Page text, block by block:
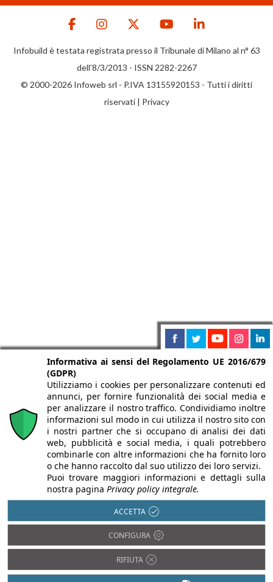
Infobuild è testata registrata presso il Tribunale di Milano al n° 63
dell’8/3/2013 - ISSN 2282-2267
© 2000-2026 Infoweb srl - P.IVA 13155920153 - Tutti i diritti
riservati | Privacy
Informativa ai sensi del Regolamento UE 2016/679
(GDPR)
Utilizziamo i cookies per personalizzare contenuti ed
annunci, per fornire funzionalità dei social media e
per analizzare il nostro traffico. Condividiamo inoltre
informazioni sul modo in cui utilizza il nostro sito con
i nostri partner che si occupano di analisi dei dati
web, pubblicità e social media, i quali potrebbero
combinarle con altre informazioni che ha fornito loro
o che hanno raccolto dal suo utilizzo dei loro servizi.
Puoi trovare maggiori informazioni e dettagli sulla
nostra pagina Privacy policy integrale.
ACCETTA
CONFIGURA
RIFIUTA